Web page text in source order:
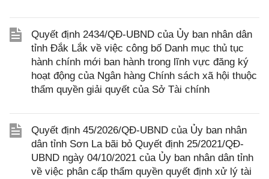
Quyết định 2434/QĐ-UBND của Ủy ban nhân dân
tỉnh Đắk Lắk về việc công bố Danh mục thủ tục
hành chính mới ban hành trong lĩnh vực đăng ký
hoạt động của Ngân hàng Chính sách xã hội thuộc
thẩm quyền giải quyết của Sở Tài chính
Quyết định 45/2026/QĐ-UBND của Ủy ban nhân
dân tỉnh Sơn La bãi bỏ Quyết định 25/2021/QĐ-
UBND ngày 04/10/2021 của Ủy ban nhân dân tỉnh
về việc phân cấp thẩm quyền quyết định xử lý tài